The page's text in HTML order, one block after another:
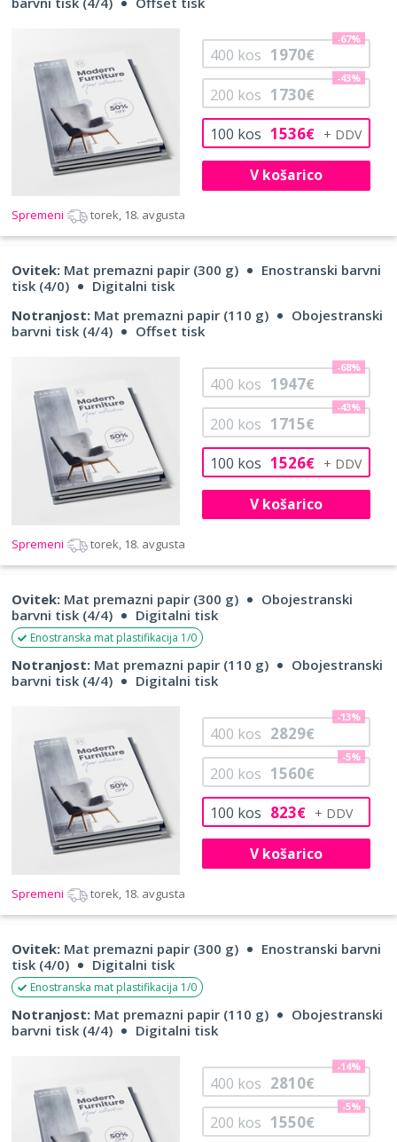
100 kos 1536€
200 kos 1730€
-43%
400 kos 1970€
-67%
V košarico
Spremeni torek, 18. avgusta
Ovitek: Mat premazni papir (300 g)
Enostranski barvni
tisk (4/0)
Digitalni tisk
Notranjost: Mat premazni papir (110 g)
Obojestranski
barvni tisk (4/4)
Offset tisk
100 kos 1526€
200 kos 1715€
-43%
400 kos 1947€
-68%
V košarico
Spremeni torek, 18. avgusta
Ovitek: Mat premazni papir (300 g)
Obojestranski
barvni tisk (4/4)
Digitalni tisk
Enostranska mat plastifikacija 1/0
Notranjost: Mat premazni papir (110 g)
Obojestranski
barvni tisk (4/4)
Digitalni tisk
100 kos 823€
200 kos 1560€
-5%
400 kos 2829€
-13%
V košarico
Spremeni torek, 18. avgusta
Ovitek: Mat premazni papir (300 g)
Enostranski barvni
tisk (4/0)
Digitalni tisk
Enostranska mat plastifikacija 1/0
Notranjost: Mat premazni papir (110 g)
Obojestranski
barvni tisk (4/4)
Digitalni tisk
200 kos 1550€
-5%
400 kos 2810€
-14%